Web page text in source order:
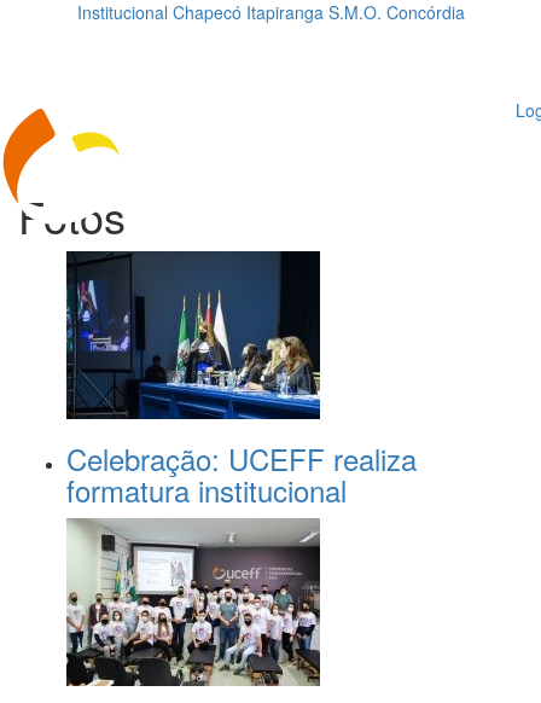
Institucional Chapecó Itapiranga S.M.O. Concórdia
Fotos
Celebração: UCEFF realiza
formatura institucional